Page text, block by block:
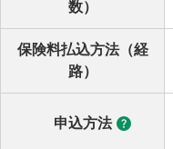
数）
保険料払込方法（経
路）
申込方法